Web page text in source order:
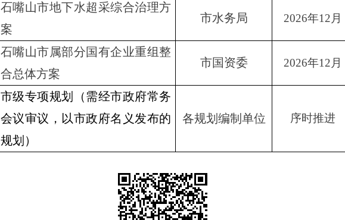
石嘴山市地下水超采综合治理方
案
市水务局 2026年12 月
石嘴山市属部分国有企业重组整
合总体方案
市国资委 2026年12 月
市级专项规划（需经市政府常务
会议审议，以市政府名义发布的
规划）
各规划编制单位 序时推进